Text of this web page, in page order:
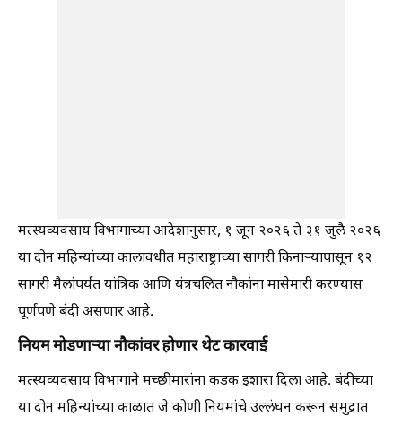
मत्स्यव्यवसाय विभागाच्या आदेशानुसार, १ जून २०२६ ते ३१ जुलै २०२६
या दोन महिन्यांच्या कालावधीत महाराष्ट्राच्या सागरी किनाऱ्यापासून १२
सागरी मैलांपर्यंत यांत्रिक आणि यंत्रचलित नौकांना मासेमारी करण्यास
पूर्णपणे बंदी असणार आहे.
नियम मोडणाऱ्या नौकांवर होणार थेट कारवाई
मत्स्यव्यवसाय विभागाने मच्छीमारांना कडक इशारा दिला आहे. बंदीच्या
या दोन महिन्यांच्या काळात जे कोणी नियमांचे उल्लंघन करून समुद्रात